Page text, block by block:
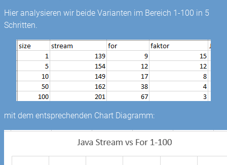
Hier analysieren wir beide Varianten im Bereich 1-100 in 5
Schritten.
mit dem entsprechenden Chart Diagramm: